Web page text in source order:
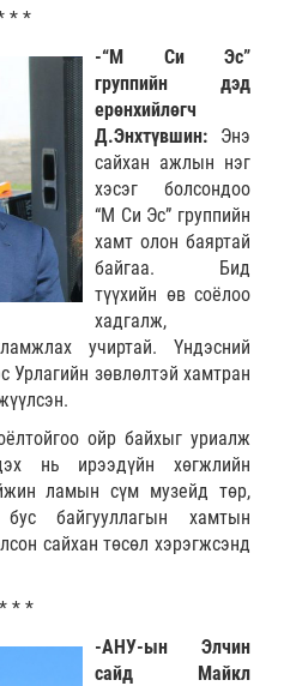
* *
-“М Си Эс”
группийн дэд
ерөнхийлөгч
Д.Энхтүвшин: Энэ
сайхан ажлын нэг
хэсэг болсондоо
“М Си Эс” группийн
хамт олон баяртай
байгаа. Бид
түүхийн өв соёлоо
хадгалж,
учиртай. Үндэсний
Урлагийн зөвлөлтэй хамтран
ойр байхыг уриалж
нь ирээдүйн хөгжлийн
ламын сүм музейд төр,
байгууллагын хамтын
сайхан төсөл хэрэгжсэнд
* * *
-АНУ-ын Элчин
сайд Майкл